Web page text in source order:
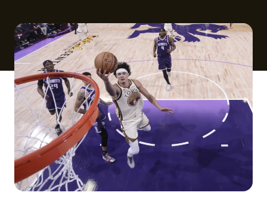
Ver local
Chamar Uber
CONTATO
(41) 3216-1600
WhatsApp